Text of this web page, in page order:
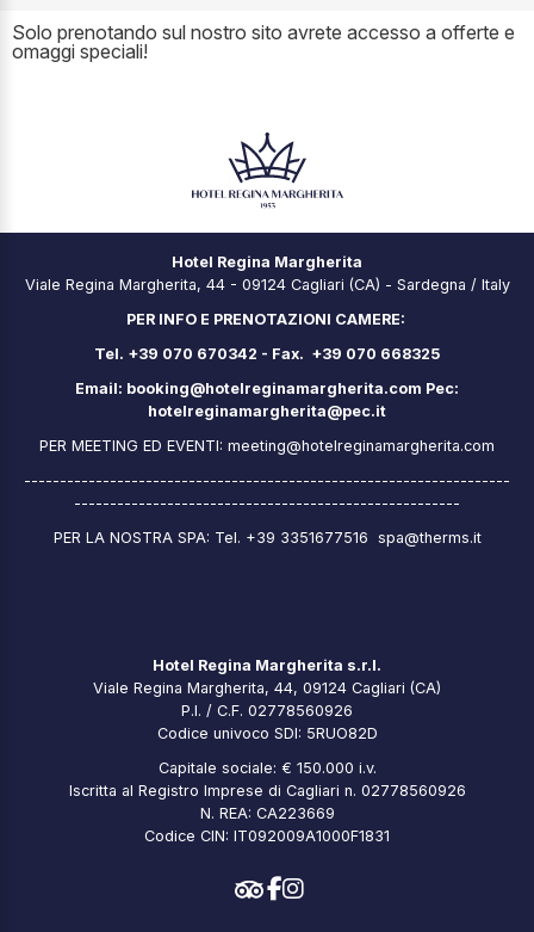
Solo prenotando sul nostro sito avrete accesso a offerte e
omaggi speciali!
Hotel Regina Margherita
Viale Regina Margherita, 44 - 09124 Cagliari (CA) - Sardegna / Italy
PER INFO E PRENOTAZIONI CAMERE:
Tel. +39 070 670342 - Fax. +39 070 668325
Email: booking@hotelreginamargherita.com Pec:
hotelreginamargherita@pec.it
PER MEETING ED EVENTI: meeting@hotelreginamargherita.com
--------------------------------------------------------------------
------------------------------------------------------
PER LA NOSTRA SPA: Tel. +39 3351677516 spa@therms.it
Hotel Regina Margherita s.r.l.
Viale Regina Margherita, 44, 09124 Cagliari (CA)
P.I. / C.F. 02778560926
Codice univoco SDI: 5RUO82D
Capitale sociale: € 150.000 i.v.
Iscritta al Registro Imprese di Cagliari n. 02778560926
N. REA: CA223669
Codice CIN: IT092009A1000F1831